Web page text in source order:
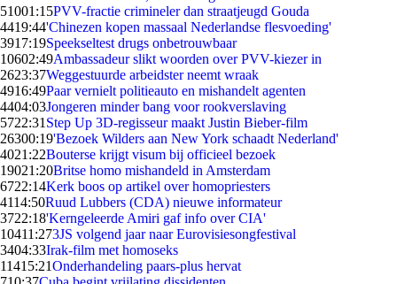
51001:15PVV-fractie crimineler dan straatjeugd Gouda
4419:44'Chinezen kopen massaal Nederlandse flesvoeding'
3917:19Speekseltest drugs onbetrouwbaar
10602:49Ambassadeur slikt woorden over PVV-kiezer in
2623:37Weggestuurde arbeidster neemt wraak
4916:49Paar vernielt politieauto en mishandelt agenten
4404:03Jongeren minder bang voor rookverslaving
5722:31 Step Up 3D-regisseur maakt Justin Bieber-film
26300:19'Bezoek Wilders aan New York schaadt Nederland'
4021:22Bouterse krijgt visum bij officieel bezoek
19021:20Britse homo mishandeld in Amsterdam
6722:14Kerk boos op artikel over homopriesters
4114:50Ruud Lubbers (CDA) nieuwe informateur
3722:18'Kerngeleerde Amiri gaf info over CIA'
10411:273JS volgend jaar naar Eurovisiesongfestival
3404:33Irak-film met homoseks
11415:21Onderhandeling paars-plus hervat